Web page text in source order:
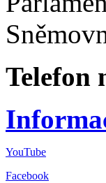
Telefon
YouTube
Facebook